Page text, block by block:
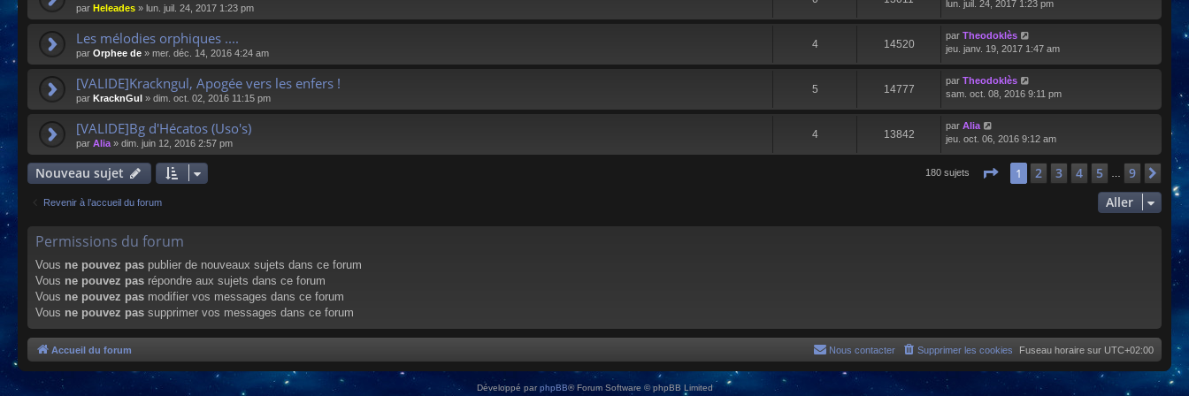
par Heleades » lun. juil. 24, 2017 1:23 pm
lun. juil. 24, 2017 1:23 pm
Les mélodies orphiques ....
par Orphee de » mer. déc. 14, 2016 4:24 am
4 14520
par Theodoklès
jeu. janv. 19, 2017 1:47 am
[VALIDE]Krackngul, Apogée vers les enfers !
par KracknGul » dim. oct. 02, 2016 11:15 pm
5 14777
par Theodoklès
sam. oct. 08, 2016 9:11 pm
[VALIDE]Bg d'Hécatos (Uso's)
par Alia » dim. juin 12, 2016 2:57 pm
4 13842
par Alia
jeu. oct. 06, 2016 9:12 am
Nouveau sujet 180 sujets Page 1sur
1 2 3 4 5 9
Revenir à l’accueil du forum Aller
Permissions du forum
Vous ne pouvez pas publier de nouveaux sujets dans ce forum
Vous ne pouvez pas répondre aux sujets dans ce forum
Vous ne pouvez pas modifier vos messages dans ce forum
Vous ne pouvez pas supprimer vos messages dans ce forum
Accueil du forum Fuseau horaire sur UTC+02:00
Supprimer les cookies
Nous contacter
Développé par phpBB® Forum Software © phpBB Limited